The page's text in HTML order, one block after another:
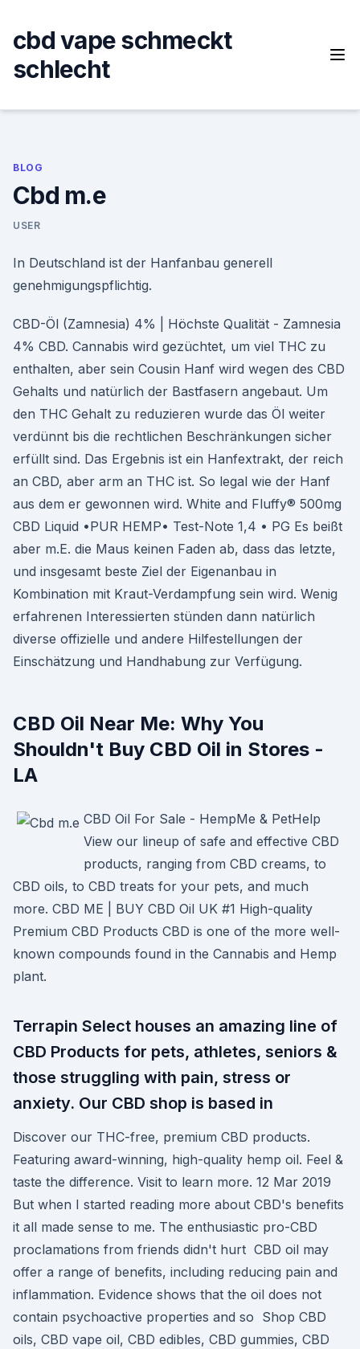
content
cbd vape schmeckt
schlecht
BLOG
Cbd m.e
USER
In Deutschland ist der Hanfanbau generell
genehmigungspflichtig.
CBD-Öl (Zamnesia) 4% | Höchste Qualität - Zamnesia
4% CBD. Cannabis wird gezüchtet, um viel THC zu
enthalten, aber sein Cousin Hanf wird wegen des CBD
Gehalts und natürlich der Bastfasern angebaut. Um
den THC Gehalt zu reduzieren wurde das Öl weiter
verdünnt bis die rechtlichen Beschränkungen sicher
erfüllt sind. Das Ergebnis ist ein Hanfextrakt, der reich
an CBD, aber arm an THC ist. So legal wie der Hanf
aus dem er gewonnen wird. White and Fluffy® 500mg
CBD Liquid •PUR HEMP• Test-Note 1,4 • PG Es beißt
aber m.E. die Maus keinen Faden ab, dass das letzte,
und insgesamt beste Ziel der Eigenanbau in
Kombination mit Kraut-Verdampfung sein wird. Wenig
erfahrenen Interessierten stünden dann natürlich
diverse offizielle und andere Hilfestellungen der
Einschätzung und Handhabung zur Verfügung.
CBD Oil Near Me: Why You
Shouldn't Buy CBD Oil in Stores -
LA
CBD Oil For Sale - HempMe & PetHelp
View our lineup of safe and effective CBD
products, ranging from CBD creams, to
CBD oils, to CBD treats for your pets, and much
more. CBD ME | BUY CBD Oil UK #1 High-quality
Premium CBD Products CBD is one of the more well-
known compounds found in the Cannabis and Hemp
plant.
Terrapin Select houses an amazing line of
CBD Products for pets, athletes, seniors &
those struggling with pain, stress or
anxiety. Our CBD shop is based in
Discover our THC-free, premium CBD products.
Featuring award-winning, high-quality hemp oil. Feel &
taste the difference. Visit to learn more. 12 Mar 2019
But when I started reading more about CBD's benefits
it all made sense to me. The enthusiastic pro-CBD
proclamations from friends didn't hurt CBD oil may
offer a range of benefits, including reducing pain and
inflammation. Evidence shows that the oil does not
contain psychoactive properties and so Shop CBD
oils, CBD vape oil, CBD edibles, CBD gummies, CBD